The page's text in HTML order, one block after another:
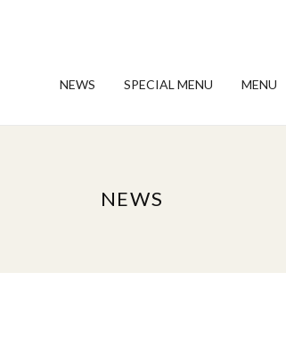
NEWS SPECIAL MENU MENU
NEWS